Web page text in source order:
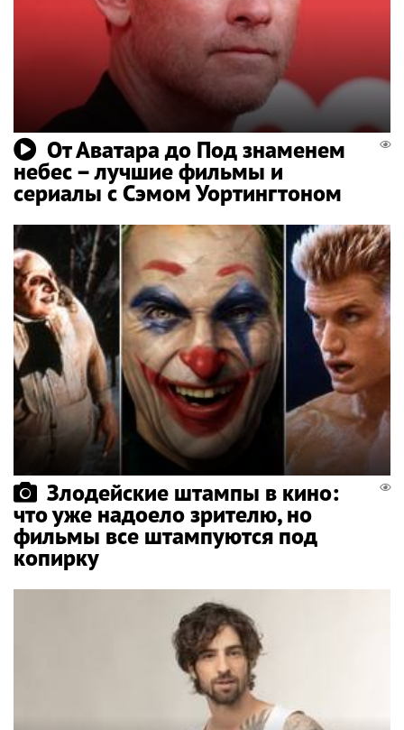
От Аватара до Под знаменем
небес – лучшие фильмы и
сериалы с Сэмом Уортингтоном
Злодейские штампы в кино:
что уже надоело зрителю, но
фильмы все штампуются под
копирку